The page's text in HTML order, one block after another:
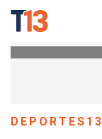
DEPORTES13